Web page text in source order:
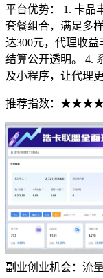
平台优势： 1. 卡品
套餐组合，满足多
达300元，代理收
结算公开透明。 4.
及小程序，让代理
推荐指数：
副业创业机会：流